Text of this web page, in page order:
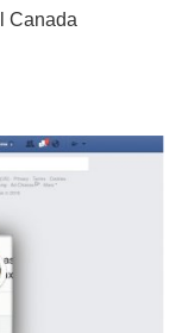
Canada